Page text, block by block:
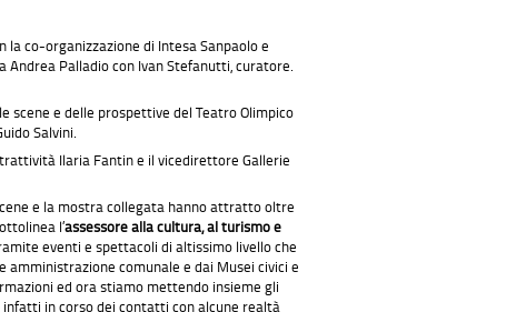
co-organizzazione di Intesa Sanpaolo e
Andrea Palladio con Ivan Stefanutti, curatore.
scene e delle prospettive del Teatro Olimpico
Salvini.
Ilaria Fantin e il vicedirettore Gallerie
e la mostra collegata hanno attratto oltre
l’assessore alla cultura, al turismo e
eventi e spettacoli di altissimo livello che
comunale e dai Musei civici e
ed ora stiamo mettendo insieme gli
in corso dei contatti con alcune realtà